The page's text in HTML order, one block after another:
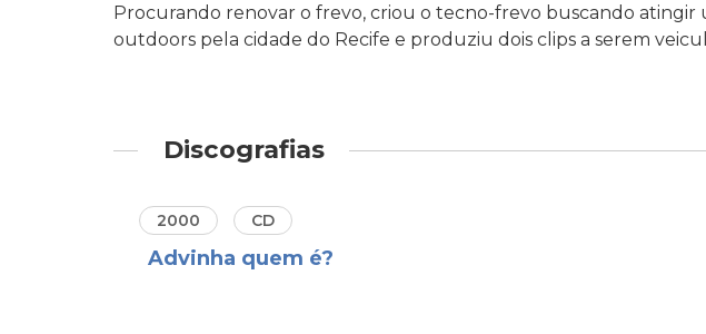
Procurando renovar o frevo, criou o tecno-frevo buscando atingir
outdoors pela cidade do Recife e produziu dois clips a serem
Discografias
2000 CD
Advinha quem é?